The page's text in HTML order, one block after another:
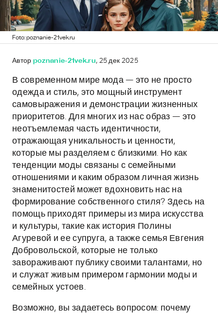
Foto: poznanie-21vek.ru
Автор poznanie-21vek.ru, 25 дек 2025
В современном мире мода — это не просто
одежда и стиль, это мощный инструмент
самовыражения и демонстрации жизненных
приоритетов. Для многих из нас образ — это
неотъемлемая часть идентичности,
отражающая уникальность и ценности,
которые мы разделяем с близкими. Но как
тенденции моды связаны с семейными
отношениями и каким образом личная жизнь
знаменитостей может вдохновить нас на
формирование собственного стиля? Здесь на
помощь приходят примеры из мира искусства
и культуры, такие как история Полины
Агуревой и ее супруга, а также семья Евгения
Добровольской, которые не только
завораживают публику своими талантами, но
и служат живым примером гармонии моды и
семейных устоев.
Возможно, вы задаетесь вопросом: почему